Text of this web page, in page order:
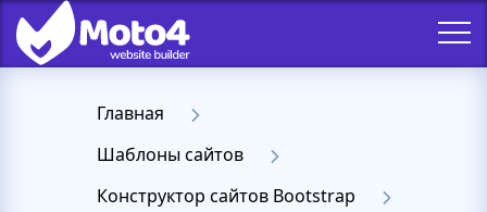
Главная
Шаблоны сайтов
Конструктор сайтов Bootstrap